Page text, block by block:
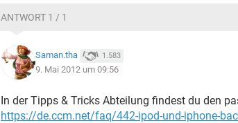
ANTWORT 1 / 1
Saman.tha 1.583
9. Mai 2012 um 09:56
In der Tipps & Tricks Abteilung findest du den
https://de.ccm.net/faq/442-ipod-und-iphone-